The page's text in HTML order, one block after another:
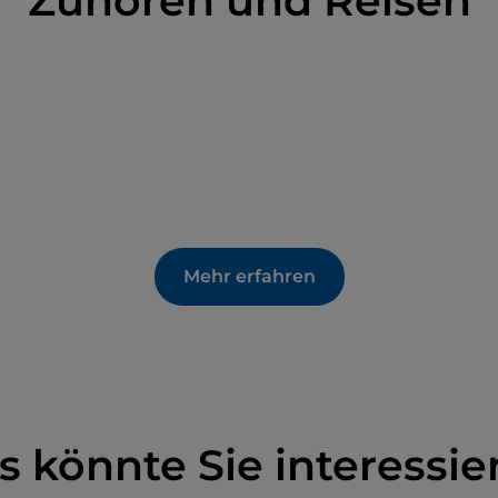
Mehr erfahren
könnte Sie